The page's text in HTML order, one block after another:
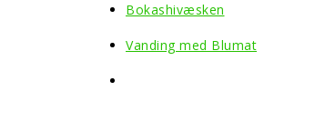
Bokashivæsken
Vanding med Blumat